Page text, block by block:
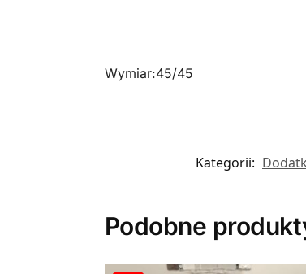
Wymiar:45/45
Kategorii:
Podobne